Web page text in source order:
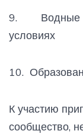
9. Водные
условиях
10.
К участию
сообщество,